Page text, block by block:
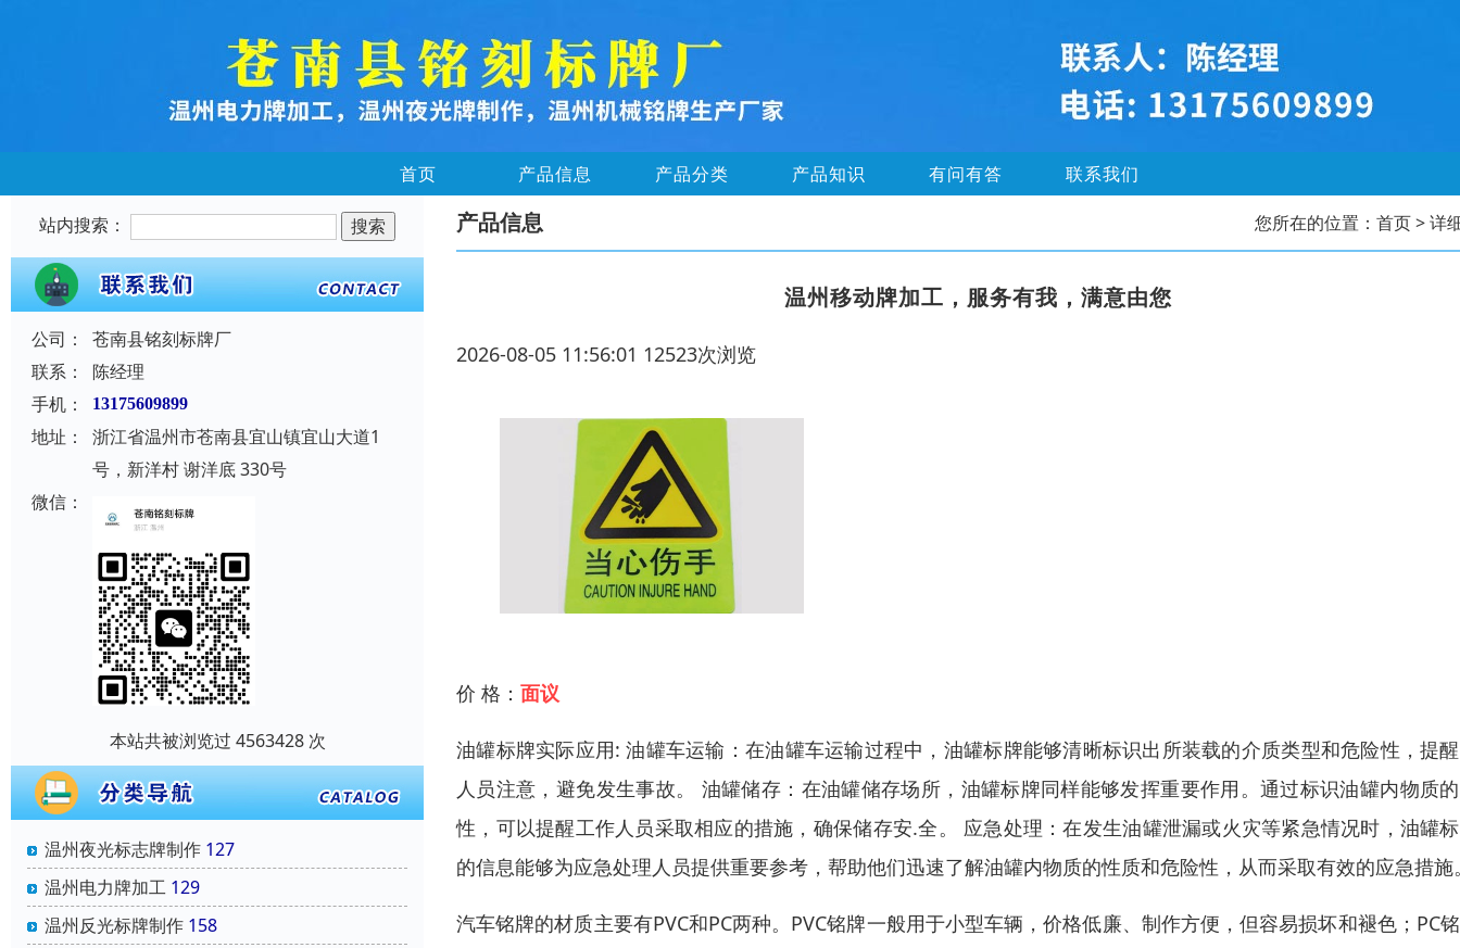
首页 产品信息 产品分类 产品知识 有问有答 联系我们
站内搜索：
公司：
苍南县铭刻标牌厂
联系：
陈经理
手机：
13175609899
地址：
浙江省温州市苍南县宜山镇宜山大道1
号，新洋村 谢洋底 330号
微信：
本站共被浏览过 4563428 次
温州夜光标志牌制作 127
温州电力牌加工 129
温州反光标牌制作 158
产品信息 您所在的位置： 首页> 详
温州移动牌加工，服务有我，满意由您
2026-08-05 11:56:01 12523次浏览
价 格： 面议
油罐标牌实际应用: 油罐车运输：在油罐车运输过程中，油罐标牌能够清晰标识出所装载的介质类型和危险性，提
人员注意，避免发生事故。 油罐储存：在油罐储存场所，油罐标牌同样能够发挥重要作用。通过标识油罐内物质
性，可以提醒工作人员采取相应的措施，确保储存安.全。 应急处理：在发生油罐泄漏或火灾等紧急情况时，油罐
的信息能够为应急处理人员提供重要参考，帮助他们迅速了解油罐内物质的性质和危险性，从而采取有效的应急措施
汽车铭牌的材质主要有PVC和PC两种。PVC铭牌一般用于小型车辆，价格低廉、制作方便，但容易损坏和褪色；PC